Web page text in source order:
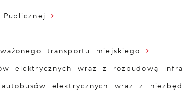
transportu miejskiego
elektrycznych wraz z rozbudową
elektrycznych wraz z